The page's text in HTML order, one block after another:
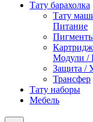
Тату барахолка
Тату
Питание
Модули /
Защита /
Трансфер
Тату наборы
Мебель